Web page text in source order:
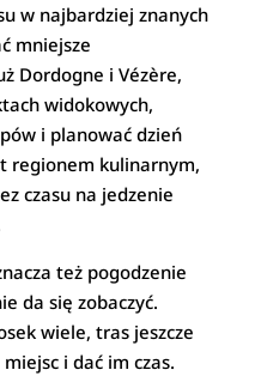
w najbardziej znanych
mniejsze
Dordogne i Vézère,
widokowych,
i planować dzień
regionem kulinarnym,
czasu na jedzenie
też pogodzenie
da się zobaczyć.
wiele, tras jeszcze
i dać im czas.